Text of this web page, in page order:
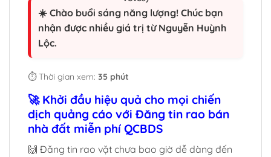
☀️ Chào buổi sáng năng lượng! Chúc bạn
nhận được nhiều giá trị từ Nguyễn Huỳnh
Lộc.
⏱️ Thời gian xem: 35 phút
🚀 Khởi đầu hiệu quả cho mọi chiến
dịch quảng cáo với Đăng tin rao bán
nhà đất miễn phí QCBDS
🙌 Đăng tin rao vặt chưa bao giờ dễ dàng đến